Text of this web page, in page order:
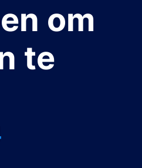
om
te